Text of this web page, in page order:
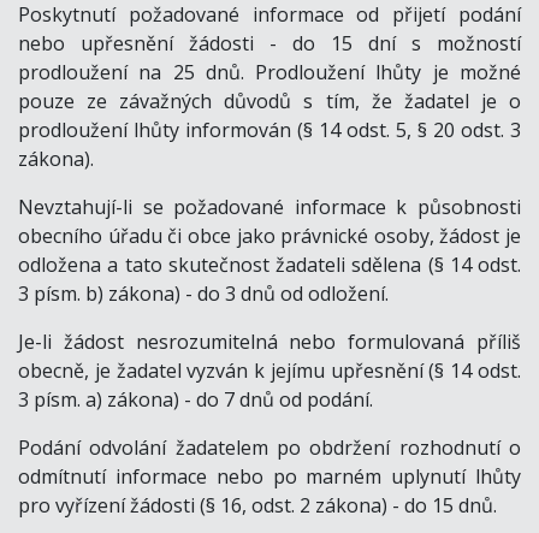
Poskytnutí požadované informace od přijetí podání
nebo upřesnění žádosti
- do 15 dní s možností
prodloužení na 25 dnů. Prodloužení lhůty je možné
pouze ze závažných důvodů s tím, že žadatel je o
prodloužení lhůty informován (§ 14 odst. 5, § 20 odst. 3
zákona).
Nevztahují-li se požadované informace k působnosti
obecního úřadu či obce jako právnické osoby, žádost je
odložena a tato skutečnost žadateli sdělena (§ 14 odst.
3 písm. b) zákona) - do 3 dnů od odložení.
Je-li žádost nesrozumitelná nebo formulovaná příliš
obecně, je žadatel vyzván k jejímu upřesnění (§ 14 odst.
3 písm. a) zákona) - do 7 dnů od podání.
Podání odvolání žadatelem po obdržení rozhodnutí o
odmítnutí informace nebo po marném uplynutí lhůty
pro vyřízení žádosti (§ 16, odst. 2 zákona) - do 15 dnů.